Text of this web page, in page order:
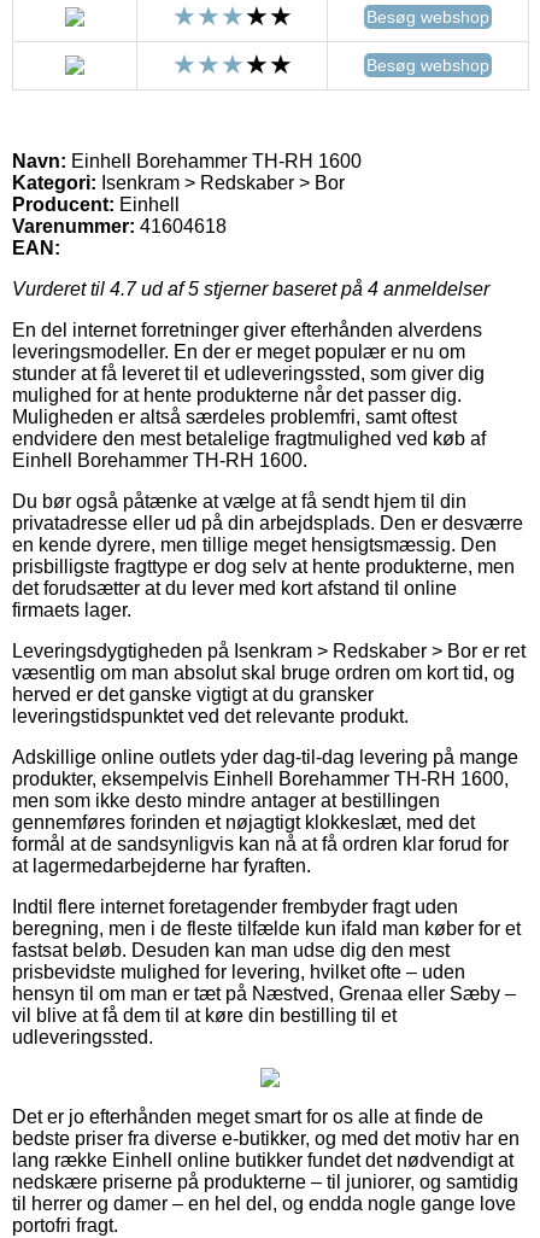
Besøg webshop
Besøg webshop
Navn: Einhell Borehammer TH-RH 1600
Kategori: Isenkram > Redskaber > Bor
Producent: Einhell
Varenummer: 41604618
EAN:
Vurderet til 4.7ud af 5 stjerner baseret på 4 anmeldelser
En del internet forretninger giver efterhånden alverdens
leveringsmodeller. En der er meget populær er nu om
stunder at få leveret til et udleveringssted, som giver dig
mulighed for at hente produkterne når det passer dig.
Muligheden er altså særdeles problemfri, samt oftest
endvidere den mest betalelige fragtmulighed ved køb af
Einhell Borehammer TH-RH 1600.
Du bør også påtænke at vælge at få sendt hjem til din
privatadresse eller ud på din arbejdsplads. Den er desværre
en kende dyrere, men tillige meget hensigtsmæssig. Den
prisbilligste fragttype er dog selv at hente produkterne, men
det forudsætter at du lever med kort afstand til online
firmaets lager.
Leveringsdygtigheden på Isenkram > Redskaber > Bor er ret
væsentlig om man absolut skal bruge ordren om kort tid, og
herved er det ganske vigtigt at du gransker
leveringstidspunktet ved det relevante produkt.
Adskillige online outlets yder dag-til-dag levering på mange
produkter, eksempelvis Einhell Borehammer TH-RH 1600,
men som ikke desto mindre antager at bestillingen
gennemføres forinden et nøjagtigt klokkeslæt, med det
formål at de sandsynligvis kan nå at få ordren klar forud for
at lagermedarbejderne har fyraften.
Indtil flere internet foretagender frembyder fragt uden
beregning, men i de fleste tilfælde kun ifald man køber for et
fastsat beløb. Desuden kan man udse dig den mest
prisbevidste mulighed for levering, hvilket ofte – uden
hensyn til om man er tæt på Næstved, Grenaa eller Sæby –
vil blive at få dem til at køre din bestilling til et
udleveringssted.
Det er jo efterhånden meget smart for os alle at finde de
bedste priser fra diverse e-butikker, og med det motiv har en
lang række Einhell online butikker fundet det nødvendigt at
nedskære priserne på produkterne – til juniorer, og samtidig
til herrer og damer – en hel del, og endda nogle gange love
portofri fragt.